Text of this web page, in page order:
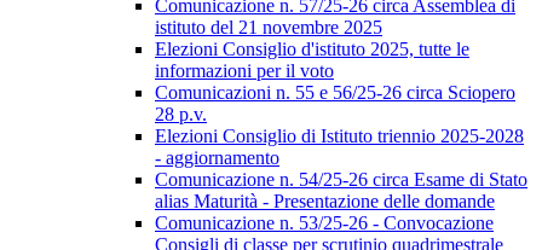
Comunicazione n. 57/25-26 circa Assemblea di
istituto del 21 novembre 2025
Elezioni Consiglio d'istituto 2025, tutte le
informazioni per il voto
Comunicazioni n. 55 e 56/25-26 circa Sciopero
28 p.v.
Elezioni Consiglio di Istituto triennio 2025-2028
- aggiornamento
Comunicazione n. 54/25-26 circa Esame di Stato
alias Maturità - Presentazione delle domande
Comunicazione n. 53/25-26 - Convocazione
Consigli di classe per scrutinio quadrimestrale